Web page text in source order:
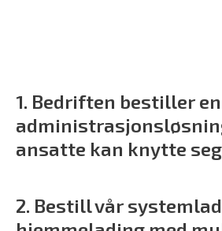
1. Bedriften bestiller
ansatte kan knytte
2. Bestill vår